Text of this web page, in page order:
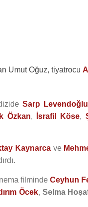
Umut Oğuz, tiyatrocu
Sarp Levendoğlu
Özkan, İsrafil Köse,
Kaynarcave
filmindeCeyhun
Öcek, Selma